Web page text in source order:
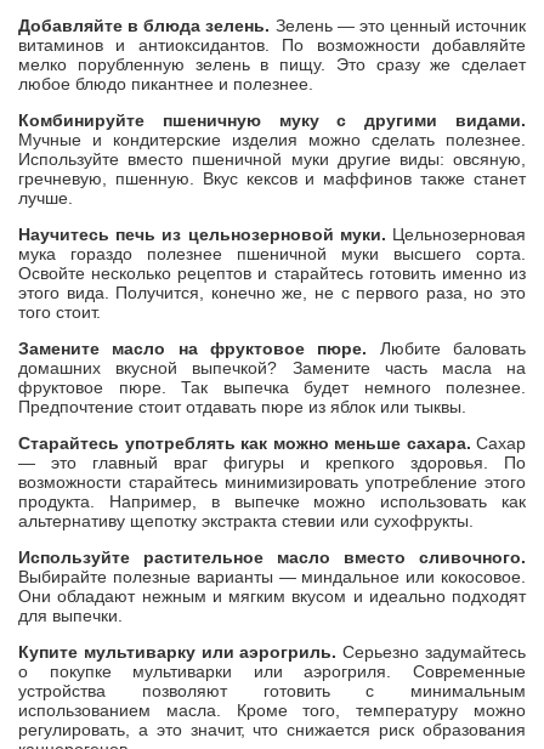
Добавляйте в блюда зелень. Зелень — это ценный источник
витаминов и антиоксидантов. По возможности добавляйте
мелко порубленную зелень в пищу. Это сразу же сделает
любое блюдо пикантнее и полезнее.
Комбинируйте пшеничную муку с другими видами.
Мучные и кондитерские изделия можно сделать полезнее.
Используйте вместо пшеничной муки другие виды: овсяную,
гречневую, пшенную. Вкус кексов и маффинов также станет
лучше.
Научитесь печь из цельнозерновой муки. Цельнозерновая
мука гораздо полезнее пшеничной муки высшего сорта.
Освойте несколько рецептов и старайтесь готовить именно из
этого вида. Получится, конечно же, не с первого раза, но это
того стоит.
Замените масло на фруктовое пюре. Любите баловать
домашних вкусной выпечкой? Замените часть масла на
фруктовое пюре. Так выпечка будет немного полезнее.
Предпочтение стоит отдавать пюре из яблок или тыквы.
Старайтесь употреблять как можно меньше сахара. Сахар
— это главный враг фигуры и крепкого здоровья. По
возможности старайтесь минимизировать употребление этого
продукта. Например, в выпечке можно использовать как
альтернативу щепотку экстракта стевии или сухофрукты.
Используйте растительное масло вместо сливочного.
Выбирайте полезные варианты — миндальное или кокосовое.
Они обладают нежным и мягким вкусом и идеально подходят
для выпечки.
Купите мультиварку или аэрогриль.Серьезно задумайтесь
о покупке мультиварки или аэрогриля. Современные
устройства позволяют готовить с минимальным
использованием масла. Кроме того, температуру можно
регулировать, а это значит, что снижается риск образования